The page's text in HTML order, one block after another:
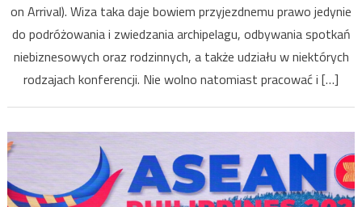
on Arrival). Wiza taka daje bowiem przyjezdnemu prawo jedynie
do podróżowania i zwiedzania archipelagu, odbywania spotkań
niebiznesowych oraz rodzinnych, a także udziału w niektórych
rodzajach konferencji. Nie wolno natomiast pracować i […]